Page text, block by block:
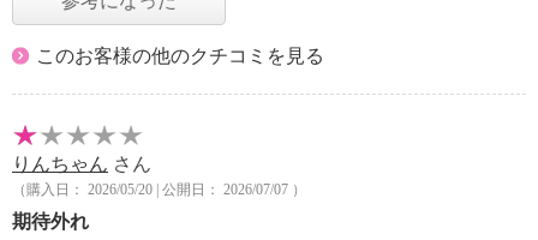
このお客様の他のクチコミを見る
りんちゃん さん
（購入日： 2026/05/20 | 公開日： 2026/07/07 ）
期待外れ